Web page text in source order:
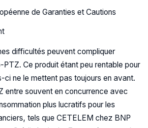
de Garanties et Cautions
difficultés peuvent compliquer
PTZ. Ce produit étant peu rentable pour
ci ne le mettent pas toujours en avant.
entre souvent en concurrence avec
plus lucratifs pour les
tels que CETELEM chez BNP